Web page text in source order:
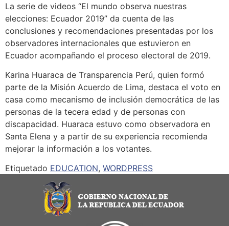
La serie de videos “El mundo observa nuestras
elecciones: Ecuador 2019” da cuenta de las
conclusiones y recomendaciones presentadas por los
observadores internacionales que estuvieron en
Ecuador acompañando el proceso electoral de 2019.
Karina Huaraca de Transparencia Perú, quien formó
parte de la Misión Acuerdo de Lima, destaca el voto en
casa como mecanismo de inclusión democrática de las
personas de la tecera edad y de personas con
discapacidad. Huaraca estuvo como observadora en
Santa Elena y a partir de su experiencia recomienda
mejorar la información a los votantes.
Etiquetado EDUCATION, WORDPRESS